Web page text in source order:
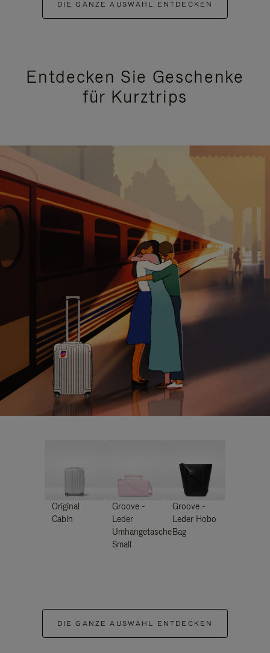
DIE GANZE AUSWAHL ENTDECKEN
Entdecken Sie Geschenke
für Kurztrips
Original
Cabin
Groove -
Leder
Umhängetasche
Small
Groove -
Leder Hobo
Bag
DIE GANZE AUSWAHL ENTDECKEN